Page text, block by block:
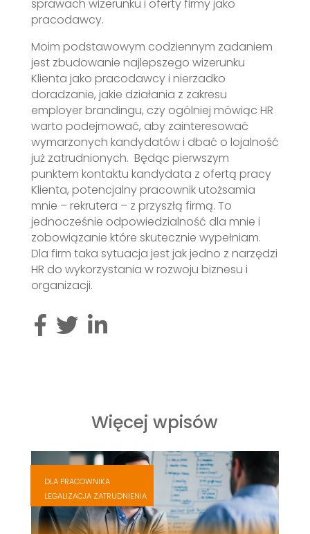
sprawach wizerunku i oferty firmy jako
pracodawcy.
Moim podstawowym codziennym zadaniem
jest zbudowanie najlepszego wizerunku
Klienta jako pracodawcy i nierzadko
doradzanie, jakie działania z zakresu
employer brandingu, czy ogólniej mówiąc HR
warto podejmować, aby zainteresować
wymarzonych kandydatów i dbać o lojalność
już zatrudnionych. Będąc pierwszym
punktem kontaktu kandydata z ofertą pracy
Klienta, potencjalny pracownik utożsamia
mnie – rekrutera – z przyszłą firmą. To
jednocześnie odpowiedzialność dla mnie i
zobowiązanie które skutecznie wypełniam.
Dla firm taka sytuacja jest jak jedno z narzędzi
HR do wykorzystania w rozwoju biznesu i
organizacji.
Więcej wpisów
DLA PRACOWNIKA
,
LEGALIZACJA ZATRUDNIENIA
,